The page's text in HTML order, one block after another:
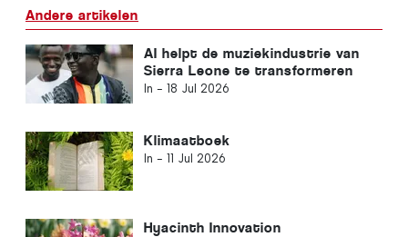
Andere artikelen
AI helpt de muziekindustrie van
Sierra Leone te transformeren
In - 18 Jul 2026
Klimaatboek
In - 11 Jul 2026
Hyacinth Innovation